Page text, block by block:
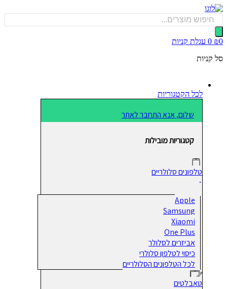
0 עגלת קניות
לכל הקטגוריות
שלום, אנא התחבר לאתר
קטגוריות מובילות
טלפונים סלולריים
Apple
Samsung
Xiaomi
One Plus
אביזרים לסלולר
כיסוי לטלפון סלולרי
לכל הטלפונים הסלולריים
טאבלטים